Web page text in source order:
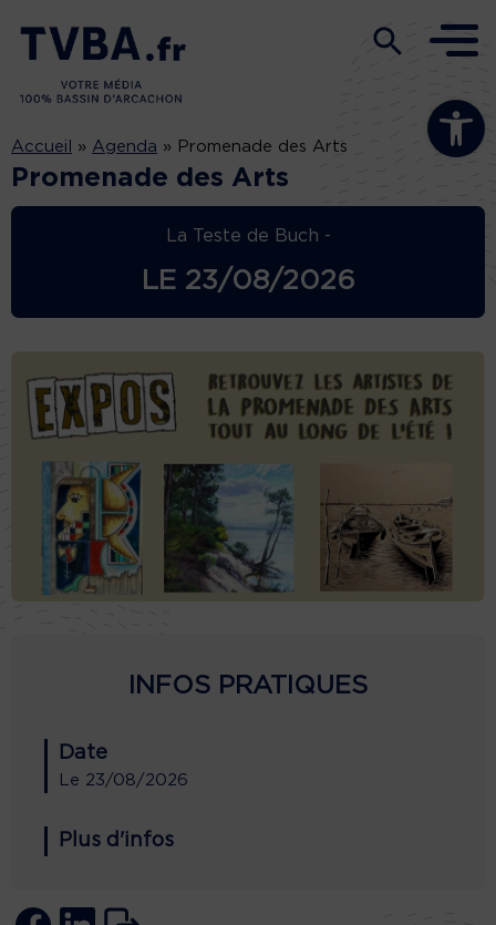
Ouvrir la
Accueil » Agenda » Promenade des Arts
Promenade des Arts
La Teste de Buch -
LE 23/08/2026
INFOS PRATIQUES
Date
Le 23/08/2026
Plus d'infos